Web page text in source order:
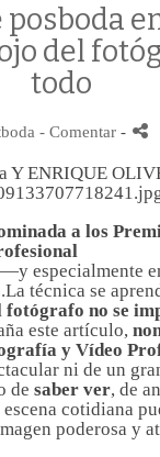
posboda
del
todo
- Comentar -
a los
especialmente
técnica se
fotógrafo no se
este artículo,
y Vídeo
ni de un
de saber ver, de
cotidiana
poderosa y